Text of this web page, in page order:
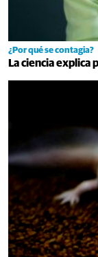
¿Por qué se contagia?
La ciencia explica